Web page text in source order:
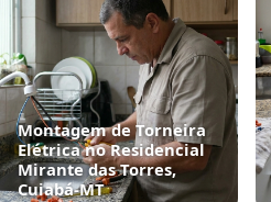
Montagem de Torneira
Elétrica no Residencial
Mirante das Torres,
Cuiabá‑MT